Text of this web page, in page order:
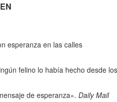
esperanza en las calles
felino lo había hecho desde
de esperanza». Daily Mail